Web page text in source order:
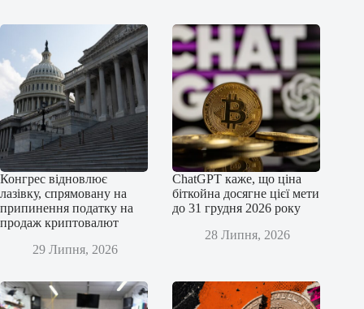
Конгрес відновлює
лазівку, спрямовану на
припинення податку на
продаж криптовалют
29 Липня, 2026
ChatGPT каже, що ціна
біткойна досягне цієї мети
до 31 грудня 2026 року
28 Липня, 2026